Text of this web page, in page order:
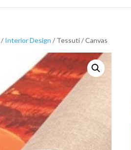
/ Interior Design / Tessuti / Canvas